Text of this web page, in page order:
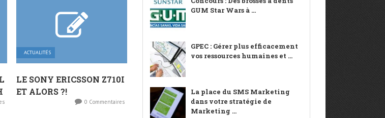
ACTUALITÉS
LE SONY ERICSSON Z710I
ET ALORS ?!
0 Commentaires
GUM Star Wars à ...
GPEC : Gérer plus efficacement
vos ressources humaines et ...
La place du SMS Marketing
dans votre stratégie de
Marketing ...